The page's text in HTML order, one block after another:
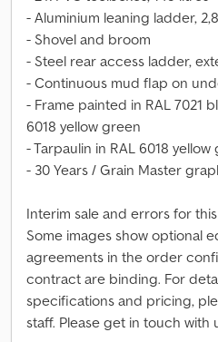
- Aluminium leaning ladder,
- Shovel and broom
- Steel rear access ladder,
- Continuous mud flap on
- Frame painted in RAL 7021
6018 yellow green
- Tarpaulin in RAL 6018 yellow
- 30 Years / Grain Master
Interim sale and errors for
Some images show optional
agreements in the order
contract are binding. For
specifications and pricing,
staff. Please get in touch with